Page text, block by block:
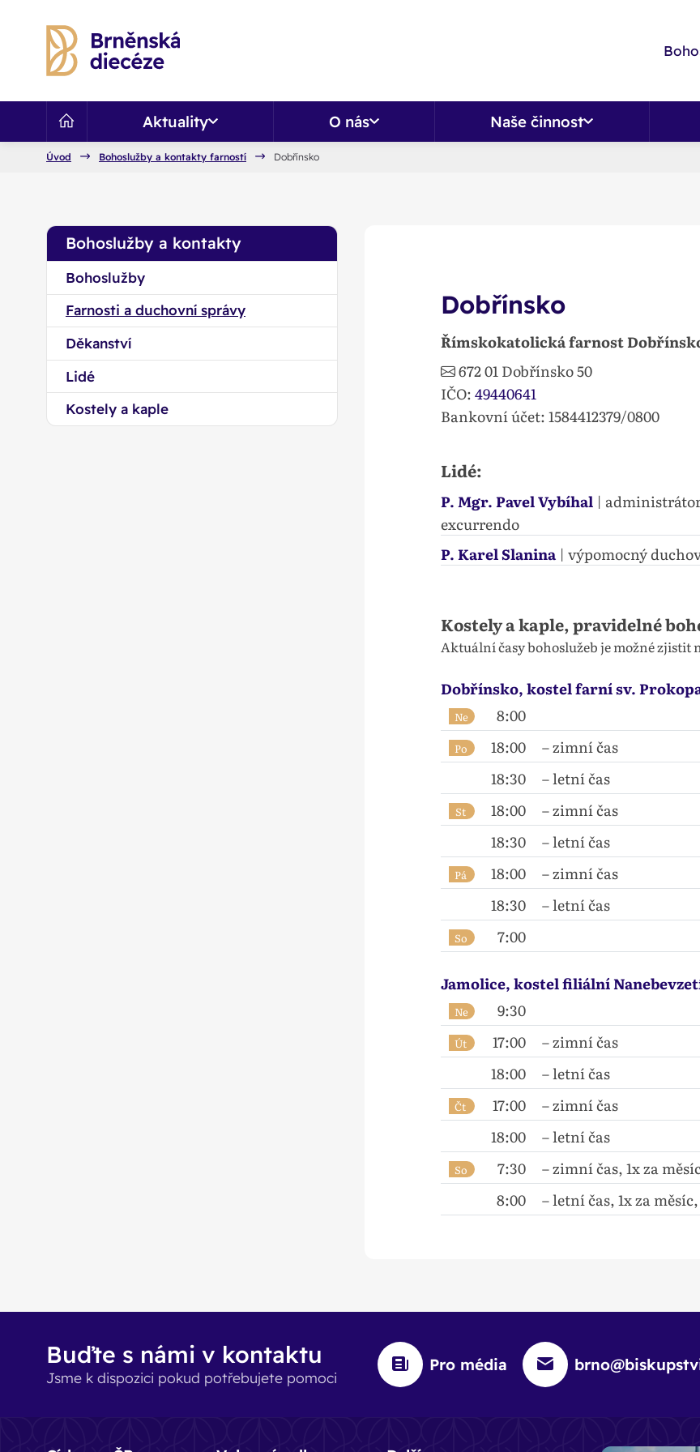
Aktuality O nás Naše činnost
Úvod Bohoslužby a kontakty farností Dobřínsko
Bohoslužby a kontakty
Bohoslužby
Farnosti a duchovní správy
Děkanství
Lidé
Kostely a kaple
Dobřínsko
Římskokatolická farnost
672 01Dobřínsko 50
IČO:49440641
Bankovní účet: 1584412379/0800
Lidé:
P. Mgr. Pavel Vybíhal|
excurrendo
P. Karel Slanina| výpomocný
Kostely a kaple, pravidelné
Aktuální časy bohoslužeb je možné zjistit
Dobřínsko, kostel farní sv.
Ne 8:00
Po 18:00
– zimní čas
18:30
– letní čas
St 18:00
– zimní čas
18:30
– letní čas
Pá 18:00
– zimní čas
18:30
– letní čas
So 7:00
Jamolice, kostel filiální
Ne 9:30
Út 17:00
– zimní čas
18:00
– letní čas
Čt 17:00
– zimní čas
18:00
– letní čas
So 7:30
– zimní čas, 1x za
8:00
– letní čas, 1x za
Buďte s námi v kontaktu
Jsme k dispozici pokud potřebujete pomoci
Pro média